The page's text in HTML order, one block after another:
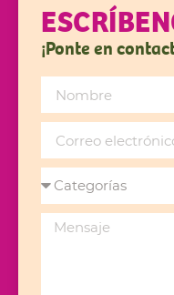
¡Ponte en